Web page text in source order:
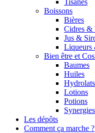
Tisanes
Boissons
Bières
Cidres &
Jus &
Liqueurs
Bien être et
Baumes
Huiles
Hydrolats
Lotions
Potions
Synergies
Les dépôts
Comment ça marche ?